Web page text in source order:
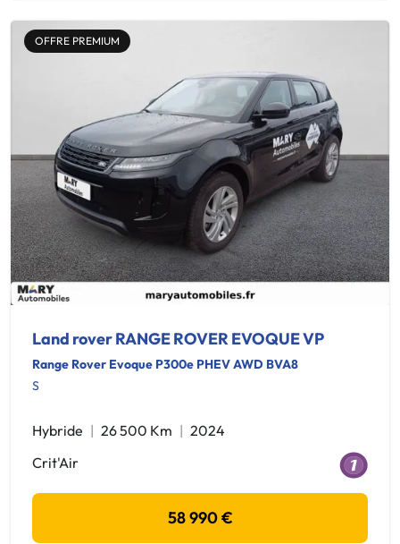
OFFRE PREMIUM
Land rover RANGE ROVER EVOQUE VP
Range Rover Evoque P300e PHEV AWD BVA8
S
Hybride 26 500 Km
2024
Crit'Air
58 990 €